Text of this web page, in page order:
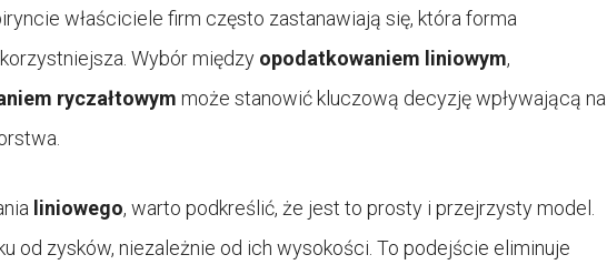
właściciele firm często zastanawiają się, która forma
Wybór między opodatkowaniem liniowym,
ryczałtowym może stanowić kluczową decyzję wpływającą na
liniowego, warto podkreślić, że jest to prosty i przejrzysty model.
od zysków, niezależnie od ich wysokości. To podejście eliminuje